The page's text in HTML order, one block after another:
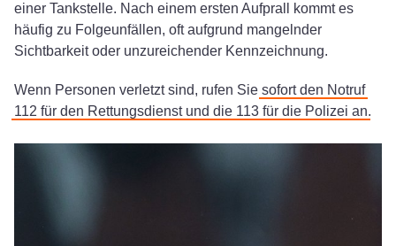
einer Tankstelle. Nach einem ersten Aufprall kommt es
häufig zu Folgeunfällen, oft aufgrund mangelnder
Sichtbarkeit oder unzureichender Kennzeichnung.
Wenn Personen verletzt sind, rufen Sie sofort den Notruf
112 für den Rettungsdienst und die 113 für die Polizei an.